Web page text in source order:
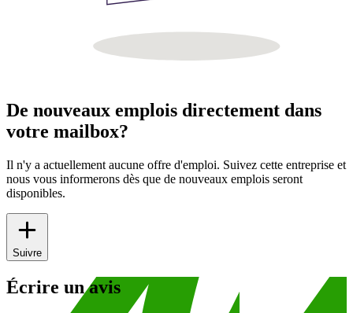
De nouveaux emplois directement dans
votre mailbox?
Il n'y a actuellement aucune offre d'emploi. Suivez cette entreprise et
nous vous informerons dès que de nouveaux emplois seront
disponibles.
Suivre
Écrire un avis